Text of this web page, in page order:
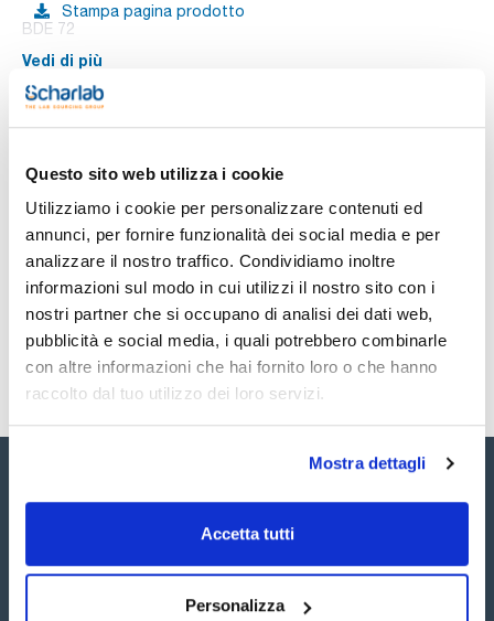
Questo sito web utilizza i cookie
Utilizziamo i cookie per personalizzare contenuti ed
annunci, per fornire funzionalità dei social media e per
analizzare il nostro traffico. Condividiamo inoltre
informazioni sul modo in cui utilizzi il nostro sito con i
nostri partner che si occupano di analisi dei dati web,
pubblicità e social media, i quali potrebbero combinarle
con altre informazioni che hai fornito loro o che hanno
raccolto dal tuo utilizzo dei loro servizi.
Mostra dettagli
Accetta tutti
Personalizza
Stampa pagina prodotto
BDE 72
Vedi di più
Documentazione tecnica
TDS / Scheda tecnica
Registrati per i download
COA
Registrati per i download
SDS / Scheda di
Sicurezza
Registrati per i download
Seguici: